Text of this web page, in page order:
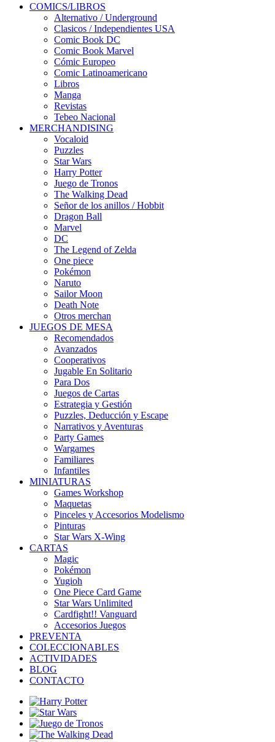
COMICS/LIBROS
Alternativo / Underground
Clasicos / Independientes USA
Comic Book DC
Comic Book Marvel
Cómic Europeo
Comic Latinoamericano
Libros
Manga
Revistas
Tebeo Nacional
MERCHANDISING
Vocaloid
Puzzles
Star Wars
Harry Potter
Juego de Tronos
The Walking Dead
Señor de los anillos / Hobbit
Dragon Ball
Marvel
DC
The Legend of Zelda
One piece
Pokémon
Naruto
Sailor Moon
Death Note
Otros merchan
JUEGOS DE MESA
Recomendados
Avanzados
Cooperativos
Jugable En Solitario
Para Dos
Juegos de Cartas
Estrategia y Gestión
Puzzles, Deducción y Escape
Narrativos y Aventuras
Party Games
Wargames
Familiares
Infantiles
MINIATURAS
Games Workshop
Maquetas
Pinceles y Accesorios Modelismo
Pinturas
Star Wars X-Wing
CARTAS
Magic
Pokémon
Yugioh
One Piece Card Game
Star Wars Unlimited
Cardfight!! Vanguard
Accesorios Juegos
PREVENTA
COLECCIONABLES
ACTIVIDADES
BLOG
CONTACTO